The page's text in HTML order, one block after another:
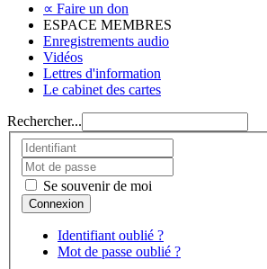
∝ Faire un don
ESPACE MEMBRES
Enregistrements audio
Vidéos
Lettres d'information
Le cabinet des cartes
Rechercher...
Se souvenir de moi
Identifiant oublié ?
Mot de passe oublié ?